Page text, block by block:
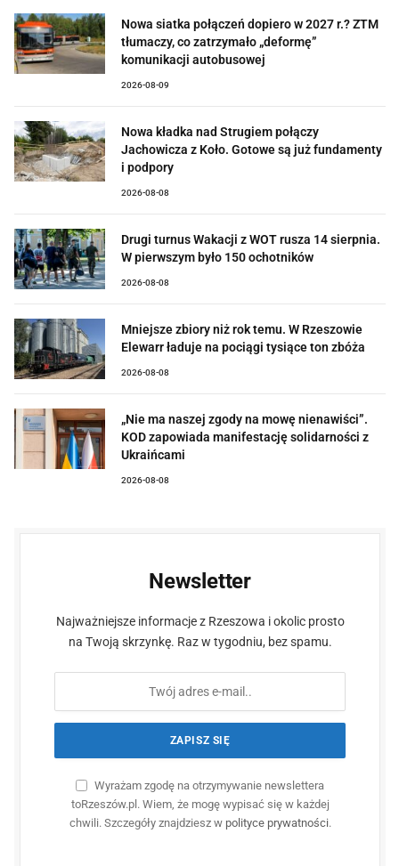
Nowa siatka połączeń dopiero w 2027 r.? ZTM
tłumaczy, co zatrzymało „deformę”
komunikacji autobusowej
2026-08-09
Nowa kładka nad Strugiem połączy
Jachowicza z Koło. Gotowe są już fundamenty
i podpory
2026-08-08
Drugi turnus Wakacji z WOT rusza 14 sierpnia.
W pierwszym było 150 ochotników
2026-08-08
Mniejsze zbiory niż rok temu. W Rzeszowie
Elewarr ładuje na pociągi tysiące ton zbóża
2026-08-08
„Nie ma naszej zgody na mowę nienawiści”.
KOD zapowiada manifestację solidarności z
Ukraińcami
2026-08-08
Newsletter
Najważniejsze informacje z Rzeszowa i okolic prosto
na Twoją skrzynkę. Raz w tygodniu, bez spamu.
Wyrażam zgodę na otrzymywanie newslettera
toRzeszów.pl. Wiem, że mogę wypisać się w każdej
chwili. Szczegóły znajdziesz w polityce prywatności.